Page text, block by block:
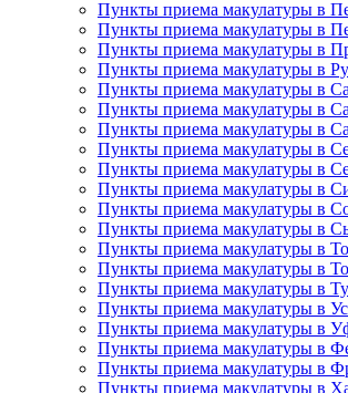
Пункты приема макулатуры в
Пункты приема макулатуры в
Пункты приема макулатуры в
Пункты приема макулатуры в
Пункты приема макулатуры в
Пункты приема макулатуры в
Пункты приема макулатуры в
Пункты приема макулатуры в
Пункты приема макулатуры в
Пункты приема макулатуры в
Пункты приема макулатуры в
Пункты приема макулатуры в
Пункты приема макулатуры в
Пункты приема макулатуры в
Пункты приема макулатуры в
Пункты приема макулатуры в
Пункты приема макулатуры в
Пункты приема макулатуры в
Пункты приема макулатуры в
Пункты приема макулатуры в